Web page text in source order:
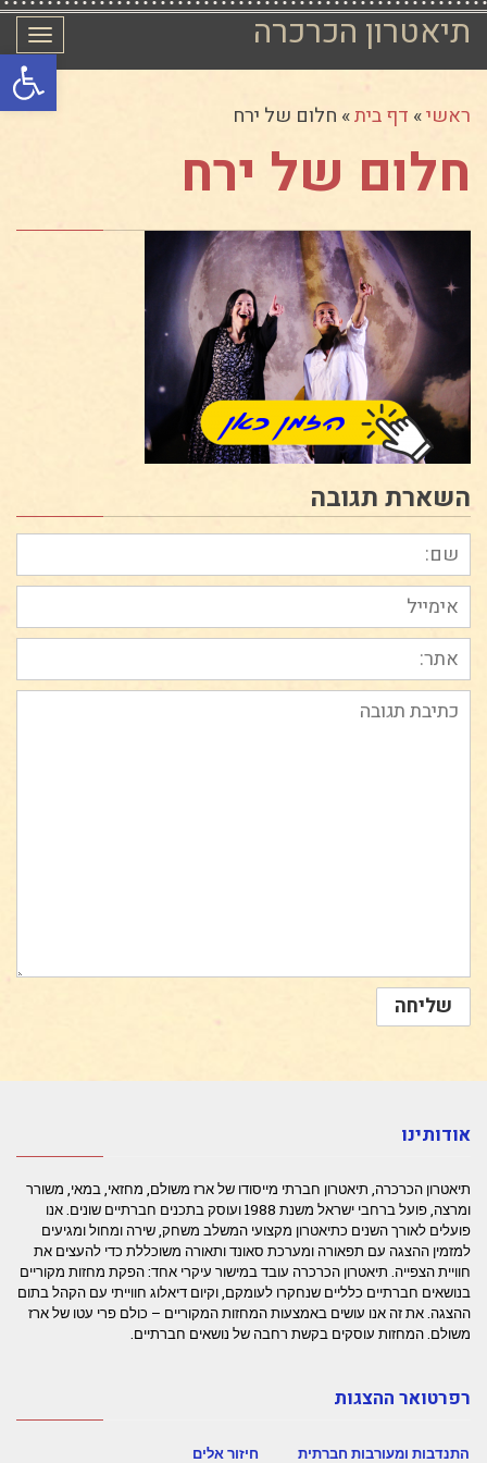
פתח
תיאטרון הכרכרה
ראשי» דף בית» חלום של ירח
חלום של ירח
השארת תגובה
אודותינו
תיאטרון הכרכרה, תיאטרון חברתי מייסודו של ארז משולם, מחזאי, במאי, משורר
ומרצה, פועל ברחבי ישראל משנת 1988 ועוסק בתכנים חברתיים שונים. אנו
פועלים לאורך השנים כתיאטרון מקצועי המשלב משחק, שירה ומחול ומגיעים
למזמין ההצגה עם תפאורה ומערכת סאונד ותאורה משוכללת כדי להעצים את
חוויית הצפייה. תיאטרון הכרכרה עובד במישור עיקרי אחד: הפקת מחזות מקוריים
בנושאים חברתיים כלליים שנחקרו לעומקם, וקיום דיאלוג חווייתי עם הקהל בתום
ההצגה. את זה אנו עושים באמצעות המחזות המקוריים – כולם פרי עטו של ארז
משולם. המחזות עוסקים בקשת רחבה של נושאים חברתיים.
רפרטואר ההצגות
התנדבות ומעורבות חברתית חיזור אלים